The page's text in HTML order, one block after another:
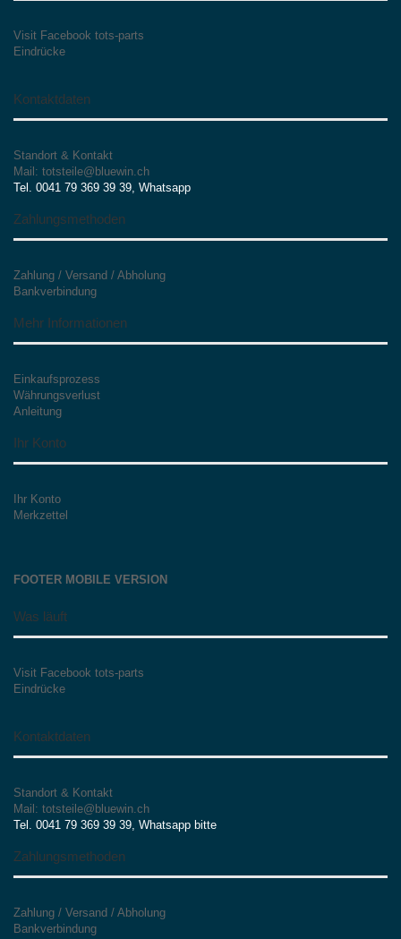
Visit Facebook tots-parts
Eindrücke
Kontaktdaten
Standort & Kontakt
Mail: totsteile@bluewin.ch
Tel. 0041 79 369 39 39, Whatsapp
Zahlungsmethoden
Zahlung / Versand / Abholung
Bankverbindung
Mehr Informationen
Einkaufsprozess
Währungsverlust
Anleitung
Ihr Konto
Ihr Konto
Merkzettel
FOOTER MOBILE VERSION
Was läuft
Visit Facebook tots-parts
Eindrücke
Kontaktdaten
Standort & Kontakt
Mail: totsteile@bluewin.ch
Tel. 0041 79 369 39 39, Whatsapp bitte
Zahlungsmethoden
Zahlung / Versand / Abholung
Bankverbindung